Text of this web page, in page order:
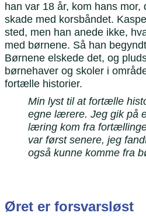
han var 18 år, kom hans
skade med korsbåndet.
sted, men han anede ikke,
med børnene. Så han
Børnene elskede det, og
børnehaver og skoler i
fortælle historier.
Min lyst til at fortælle
egne lærere. Jeg gik på
læring kom fra
var først senere, jeg
også kunne komme fra
Øret er forsvarsløst